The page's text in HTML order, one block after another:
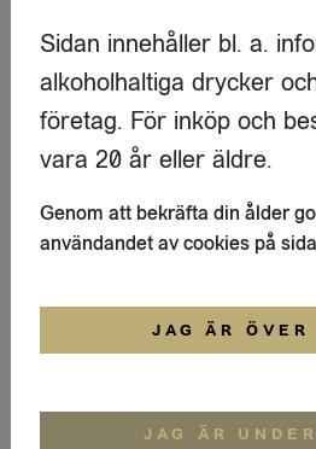
Nyhet
Rött vin
Barbera d'Asti
Il Botolo
Etna Rosso
Calcagno
Sidan innehåller bl. a.
alkoholhaltiga drycker
företag. För inköp och
vara 20 år eller äldre.
Genom att bekräfta din ålder
användandet av cookies på
JAG ÄR
JAG ÄR